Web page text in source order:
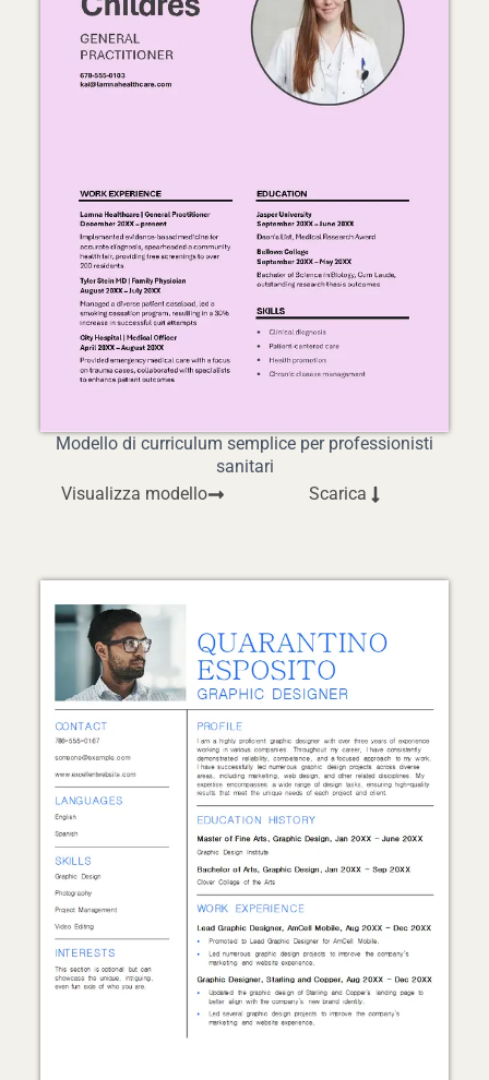
Modello di curriculum semplice per professionisti
sanitari
Visualizza modello
Scarica